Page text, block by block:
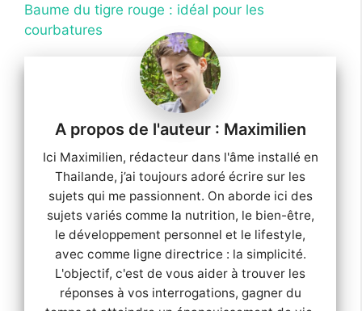
Baume du tigre rouge : idéal pour les
courbatures
Maximilien
Ici Maximilien, rédacteur dans l'âme installé en
Thailande, j’ai toujours adoré écrire sur les
sujets qui me passionnent. On aborde ici des
sujets variés comme la nutrition, le bien-être,
le développement personnel et le lifestyle,
avec comme ligne directrice : la simplicité.
L'objectif, c'est de vous aider à trouver les
réponses à vos interrogations, gagner du